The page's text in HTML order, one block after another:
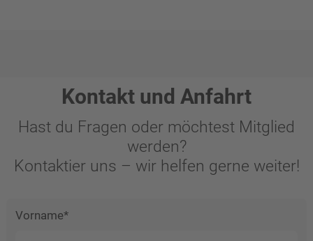
Kontakt und Anfahrt
Hast du Fragen oder möchtest Mitglied
werden?
Kontaktier uns – wir helfen gerne weiter!
Vorname*